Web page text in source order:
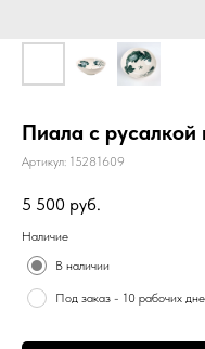
Пиала с русалкой
Артикул: 15281609
5 500 руб.
Наличие
В наличии
Под заказ - 10 рабочих